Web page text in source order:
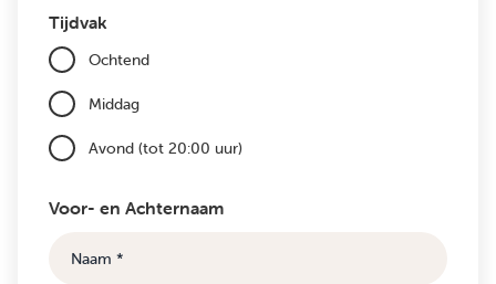
Tijdvak
Ochtend
Middag
Avond (tot 20:00 uur)
Voor- en Achternaam